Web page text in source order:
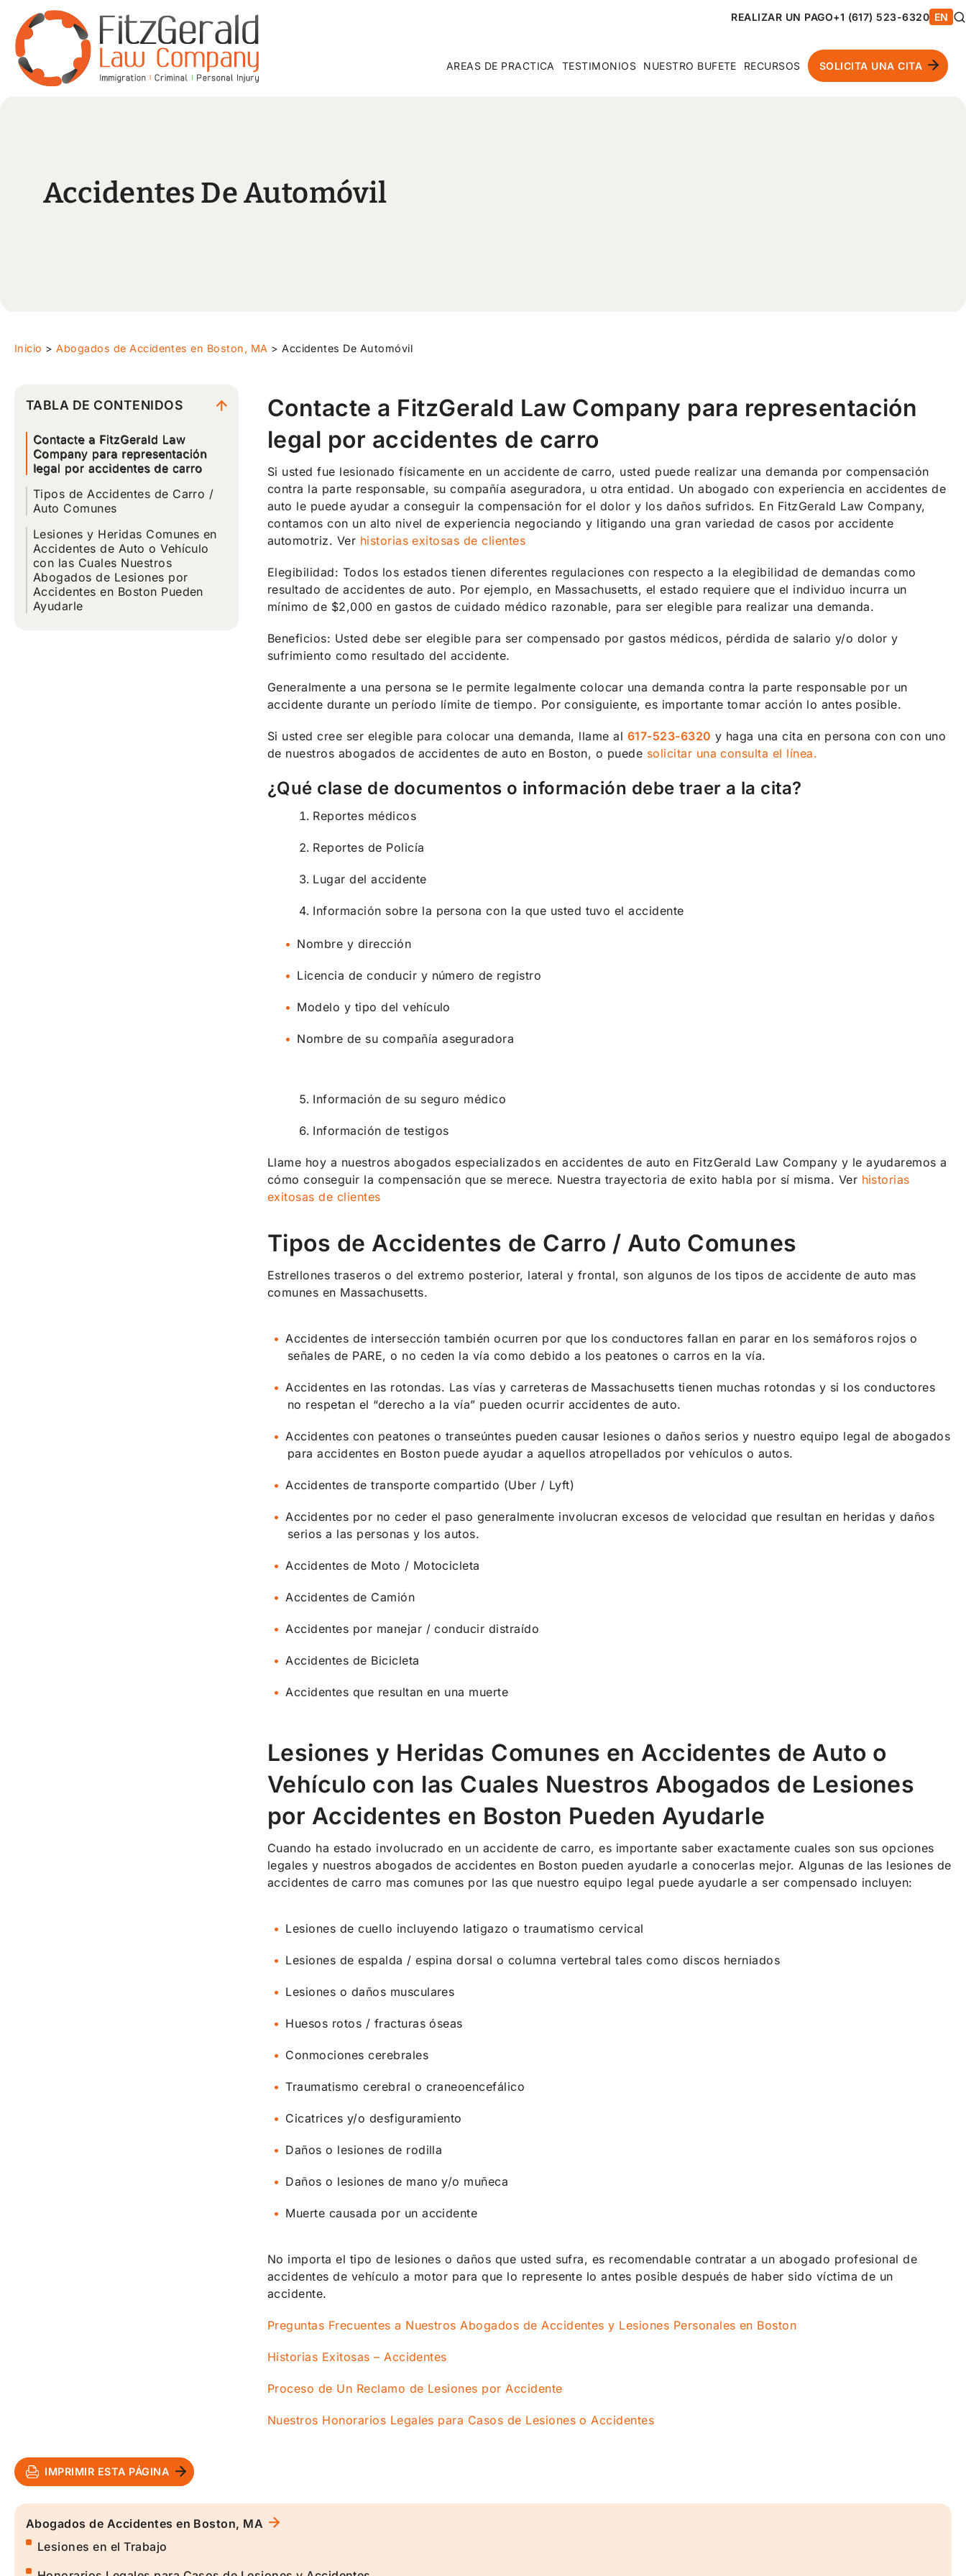
REALIZAR UN PAGO+1 (617) 523-6320 EN
AREAS DE PRACTICA TESTIMONIOS NUESTRO BUFETE RECURSOS SOLICITA UNA CITA
Accidentes De Automóvil
Inicio >Abogados de Accidentes en Boston, MA > Accidentes De Automóvil
TABLA DE CONTENIDOS
Contacte a FitzGerald Law
Company para representación
legal por accidentes de carro
Tipos de Accidentes de Carro /
Auto Comunes
Lesiones y Heridas Comunes en
Accidentes de Auto o Vehículo
con las Cuales Nuestros
Abogados de Lesiones por
Accidentes en Boston Pueden
Ayudarle
Contacte a FitzGerald Law Company para representación
legal por accidentes de carro
Si usted fue lesionado físicamente en un accidente de carro, usted puede realizar una demanda por compensación
contra la parte responsable, su compañía aseguradora, u otra entidad. Un abogado con experiencia en accidentes de
auto le puede ayudar a conseguir la compensación for el dolor y los daños sufridos. En FitzGerald Law Company,
contamos con un alto nivel de experiencia negociando y litigando una gran variedad de casos por accidente
automotriz. Ver historias exitosas de clientes
Elegibilidad: Todos los estados tienen diferentes regulaciones con respecto a la elegibilidad de demandas como
resultado de accidentes de auto. Por ejemplo, en Massachusetts, el estado requiere que el individuo incurra un
mínimo de $2,000 en gastos de cuidado médico razonable, para ser elegible para realizar una demanda.
Beneficios: Usted debe ser elegible para ser compensado por gastos médicos, pérdida de salario y/o dolor y
sufrimiento como resultado del accidente.
Generalmente a una persona se le permite legalmente colocar una demanda contra la parte responsable por un
accidente durante un período límite de tiempo. Por consiguiente, es importante tomar acción lo antes posible.
Si usted cree ser elegible para colocar una demanda, llame al 617-523-6320 y haga una cita en persona con con uno
de nuestros abogados de accidentes de auto en Boston, o puede solicitar una consulta el línea.
¿Qué clase de documentos o información debe traer a la cita?
Reportes médicos
Reportes de Policía
Lugar del accidente
Información sobre la persona con la que usted tuvo el accidente
Nombre y dirección
Licencia de conducir y número de registro
Modelo y tipo del vehículo
Nombre de su compañía aseguradora
Información de su seguro médico
Información de testigos
Llame hoy a nuestros abogados especializados en accidentes de auto en FitzGerald Law Company y le ayudaremos a
cómo conseguir la compensación que se merece. Nuestra trayectoria de exito habla por sí misma. Ver historias
exitosas de clientes
Tipos de Accidentes de Carro / Auto Comunes
Estrellones traseros o del extremo posterior, lateral y frontal, son algunos de los tipos de accidente de auto mas
comunes en Massachusetts.
Accidentes de intersección también ocurren por que los conductores fallan en parar en los semáforos rojos o
señales de PARE, o no ceden la vía como debido a los peatones o carros en la vía.
Accidentes en las rotondas. Las vías y carreteras de Massachusetts tienen muchas rotondas y si los conductores
no respetan el “derecho a la vía” pueden ocurrir accidentes de auto.
Accidentes con peatones o transeúntes pueden causar lesiones o daños serios y nuestro equipo legal de abogados
para accidentes en Boston puede ayudar a aquellos atropellados por vehículos o autos.
Accidentes de transporte compartido (Uber / Lyft)
Accidentes por no ceder el paso generalmente involucran excesos de velocidad que resultan en heridas y daños
serios a las personas y los autos.
Accidentes de Moto / Motocicleta
Accidentes de Camión
Accidentes por manejar / conducir distraído
Accidentes de Bicicleta
Accidentes que resultan en una muerte
Lesiones y Heridas Comunes en Accidentes de Auto o
Vehículo con las Cuales Nuestros Abogados de Lesiones
por Accidentes en Boston Pueden Ayudarle
Cuando ha estado involucrado en un accidente de carro, es importante saber exactamente cuales son sus opciones
legales y nuestros abogados de accidentes en Boston pueden ayudarle a conocerlas mejor. Algunas de las lesiones de
accidentes de carro mas comunes por las que nuestro equipo legal puede ayudarle a ser compensado incluyen:
Lesiones de cuello incluyendo latigazo o traumatismo cervical
Lesiones de espalda / espina dorsal o columna vertebral tales como discos herniados
Lesiones o daños musculares
Huesos rotos / fracturas óseas
Conmociones cerebrales
Traumatismo cerebral o craneoencefálico
Cicatrices y/o desfiguramiento
Daños o lesiones de rodilla
Daños o lesiones de mano y/o muñeca
Muerte causada por un accidente
No importa el tipo de lesiones o daños que usted sufra, es recomendable contratar a un abogado profesional de
accidentes de vehículo a motor para que lo represente lo antes posible después de haber sido víctima de un
accidente.
Preguntas Frecuentes a Nuestros Abogados de Accidentes y Lesiones Personales en Boston
Historias Exitosas – Accidentes
Proceso de Un Reclamo de Lesiones por Accidente
Nuestros Honorarios Legales para Casos de Lesiones o Accidentes
IMPRIMIR ESTA PÁGINA
Abogados de Accidentes en Boston, MA
Lesiones en el Trabajo